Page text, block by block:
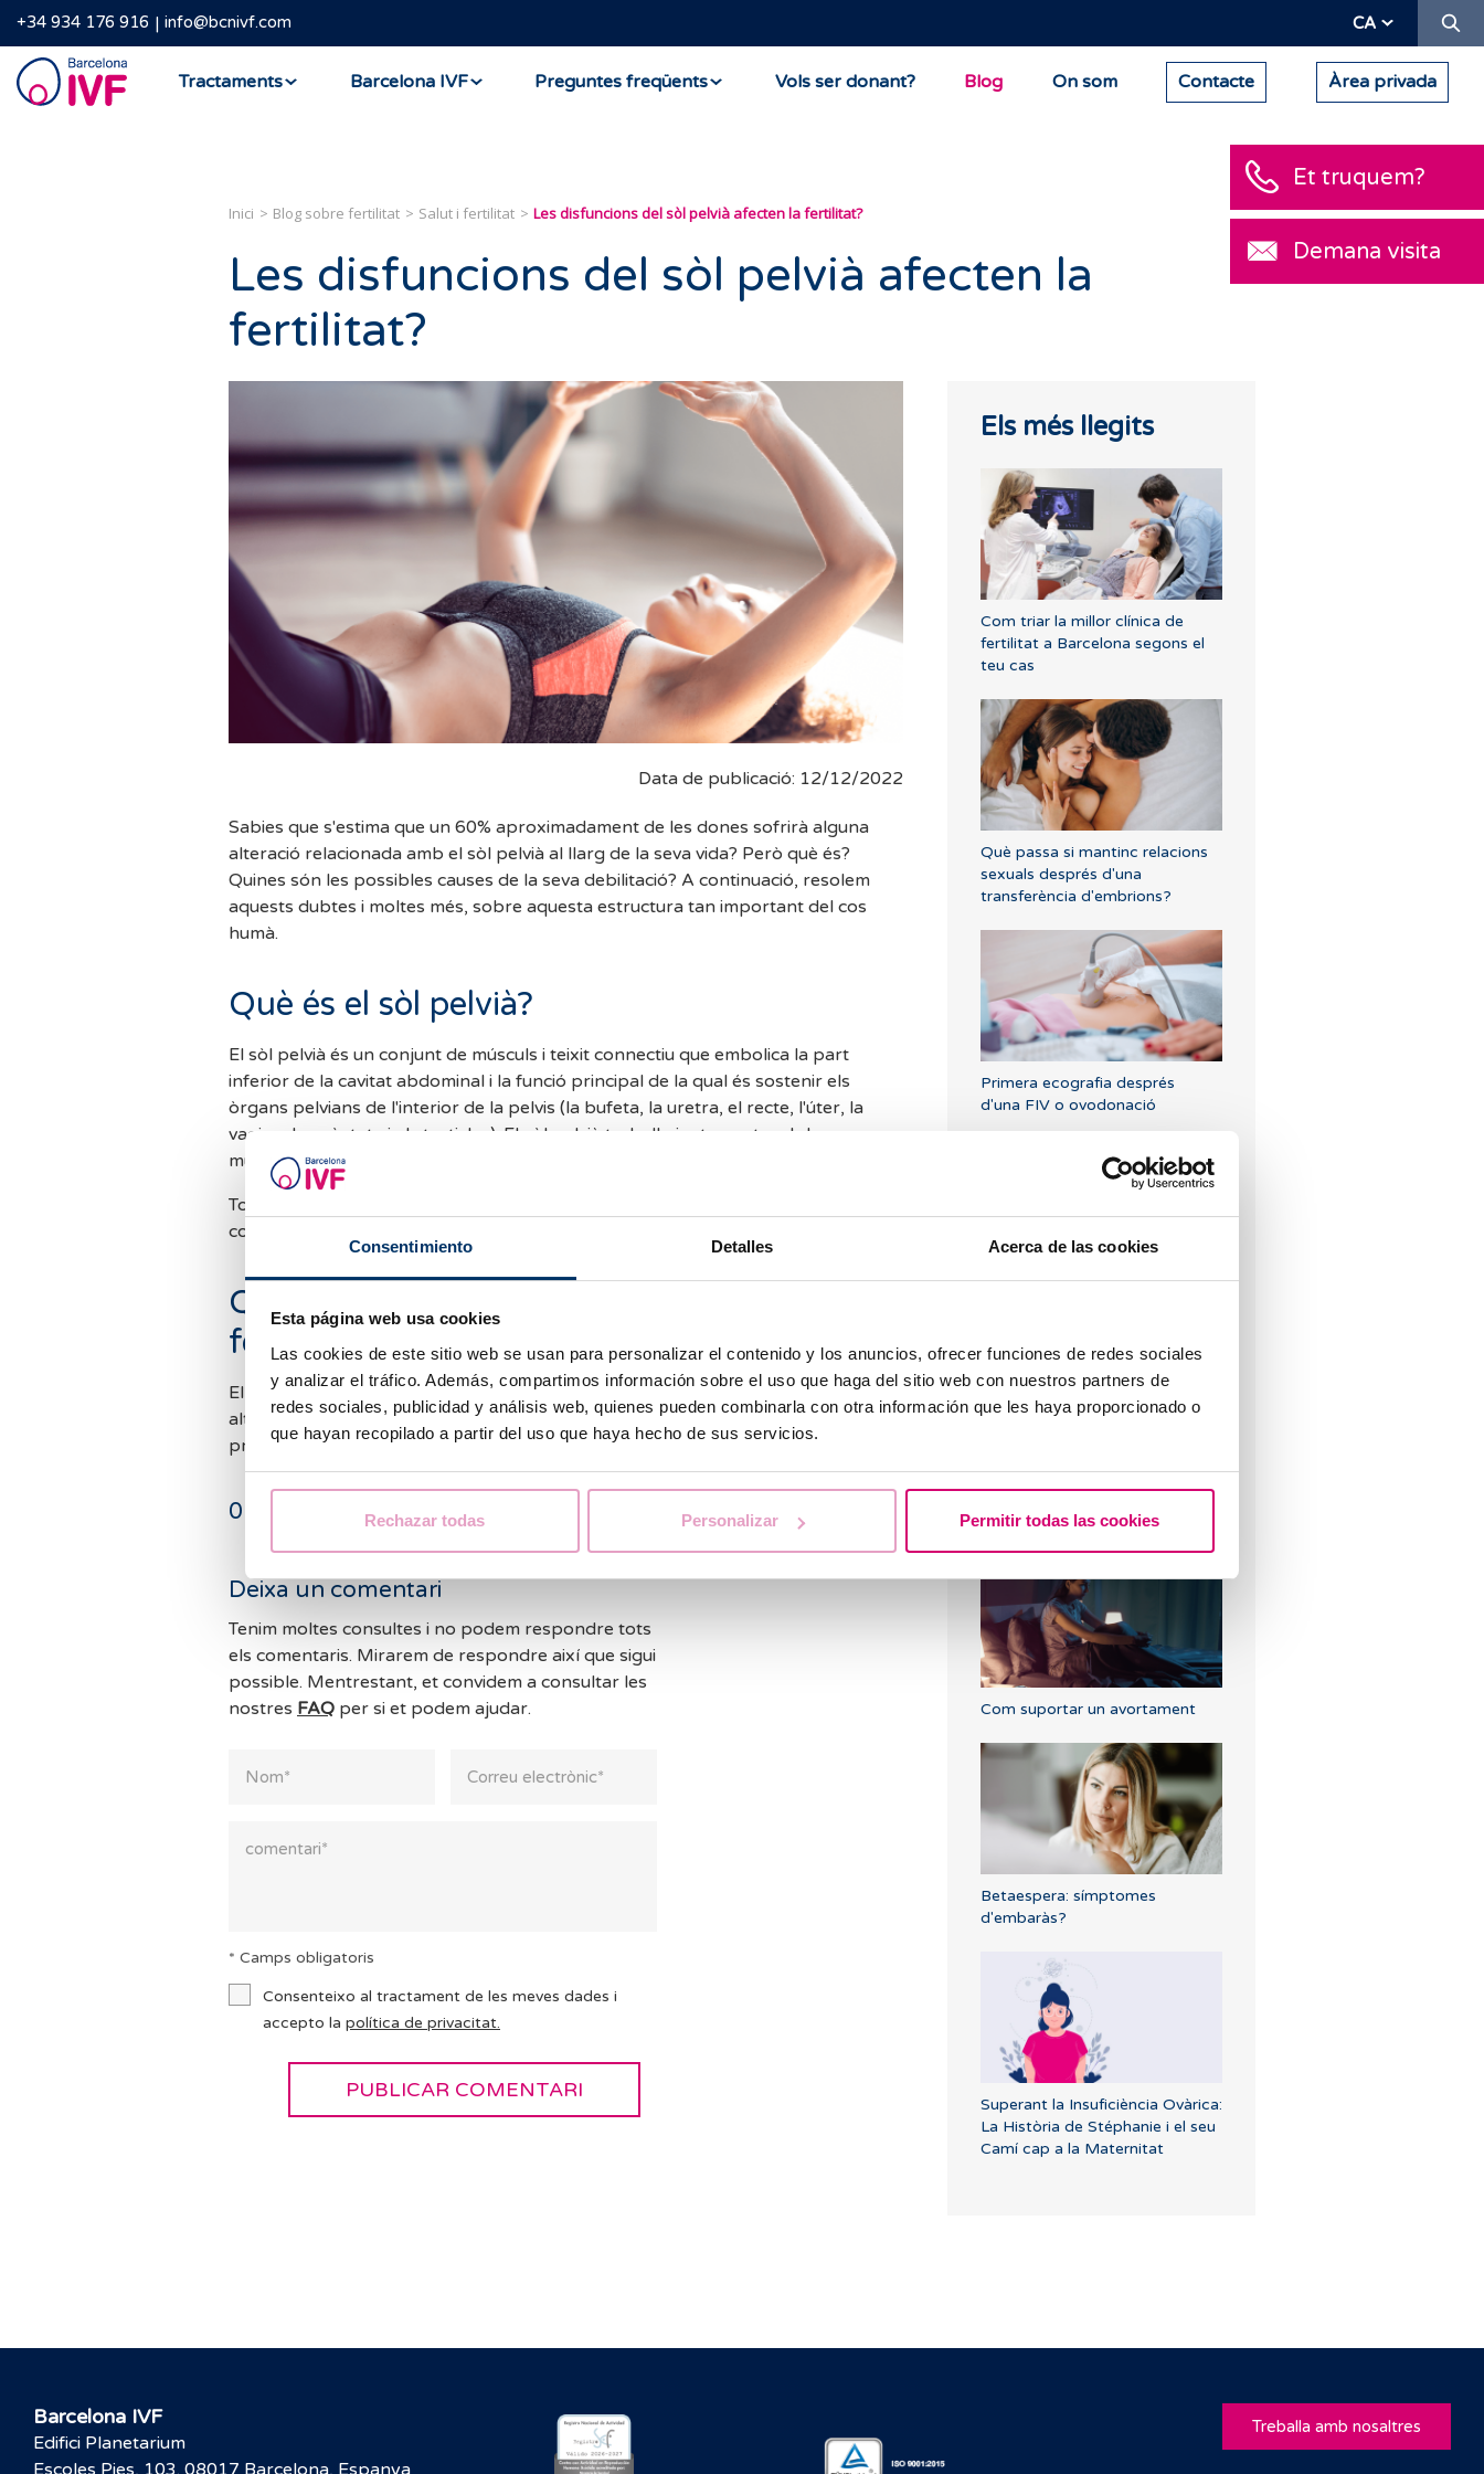
Consentimiento Detalles Acerca de las cookies
Esta página web usa cookies
Las cookies de este sitio web se usan para personalizar el contenido y los anuncios, ofrecer funciones de redes sociales
y analizar el tráfico. Además, compartimos información sobre el uso que haga del sitio web con nuestros partners de
redes sociales, publicidad y análisis web, quienes pueden combinarla con otra información que les haya proporcionado o
que hayan recopilado a partir del uso que haya hecho de sus servicios.
Rechazar todas Personalizar Permitir todas las cookies
+34 934 176 916 info@bcnivf.com CA
Barcelona
IVF
Tractaments Barcelona IVF Preguntes freqüents Vols ser donant? Blog On som Contacte Àrea privada
Inici Blog sobre fertilitat Salut i fertilitat Les disfuncions del sòl pelvià afecten la fertilitat?
Les disfuncions del sòl pelvià afecten la
fertilitat?
Data de publicació: 12/12/2022
Sabies que s'estima que un 60% aproximadament de les dones sofrirà alguna
alteració relacionada amb el sòl pelvià al llarg de la seva vida? Però què és?
Quines són les possibles causes de la seva debilitació? A continuació, resolem
aquests dubtes i moltes més, sobre aquesta estructura tan important del cos
humà.
Què és el sòl pelvià?
El sòl pelvià és un conjunt de músculs i teixit connectiu que embolica la part
inferior de la cavitat abdominal i la funció principal de la qual és sostenir els
òrgans pelvians de l'interior de la pelvis (la bufeta, la uretra, el recte, l'úter, la
vagina, la pròstata i els testicles). El sòl pelvià treballa juntament amb la
musculatura abdominal i el diafragma toràcic.
Tot aquest conjunt de músculs i teixits, és tractat per la disciplina terapèutica
coneguda com a fisioteràpia ginecològica o obstètrica.
Quines són les possibles causes d'una
feblesa del sòl pelvià?
El sòl pelvià pot veure's afectat perl'embaràs o el part, encara que també per
altres causes coml'obesitat, el restrenyiment crònic, el sedentarismeo la
pràctica d’esports d'alt impacte
0 comentaris
Deixa un comentari
Tenim moltes consultes i no podem respondre tots
els comentaris. Mirarem de respondre així que sigui
possible. Mentrestant, et convidem a consultar les
nostres FAQ per si et podem ajudar.
* Camps obligatoris
Consenteixo al tractament de les meves dades i
accepto la política de privacitat.
Els més llegits
Com triar la millor clínica de
fertilitat a Barcelona segons el
teu cas
Què passa si mantinc relacions
sexuals després d'una
transferència d'embrions?
Primera ecografia després
d'una FIV o ovodonació
d'implantació embrionària?
Com suportar un avortament
Betaespera: símptomes
d'embaràs?
Superant la Insuficiència Ovàrica:
La Història de Stéphanie i el seu
Camí cap a la Maternitat
Et truquem?
Demana visita
Barcelona IVF
Edifici Planetarium
Treballa amb nosaltres